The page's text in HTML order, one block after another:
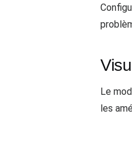
Le
les